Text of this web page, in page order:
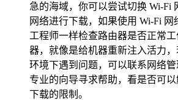
急的海域，你可以尝试切换 Wi-Fi
网络进行下载，如果使用 Wi-Fi
工程师一样检查路由器是否正常
器，就像是给机器重新注入活力
环境下遇到问题，可以联系网络
专业的向导寻求帮助，看是否可以
下载的限制。